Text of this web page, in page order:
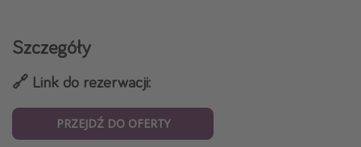
Szczegóły
🔗 Link do rezerwacji:
PRZEJDŹ DO OFERTY